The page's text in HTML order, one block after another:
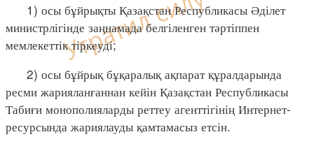
1) осы бұйрықты Қазақстан Республикасы Әділет
министрлігінде заңнамада белгіленген тәртіппен
мемлекеттік тіркеуді;
2) осы бұйрық бұқаралық ақпарат құралдарында
ресми жарияланғаннан кейін Қазақстан Республикасы
Табиғи монополияларды реттеу агенттігінің Интернет-
ресурсында жариялауды қамтамасыз етсін.